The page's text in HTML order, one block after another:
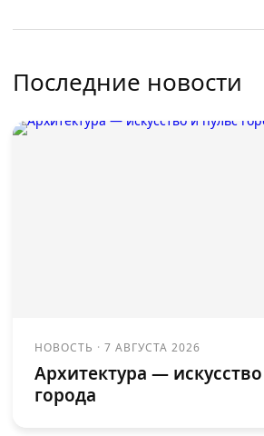
Последние новости
НОВОСТЬ ·7 АВГУСТА 2026
Архитектура —
города